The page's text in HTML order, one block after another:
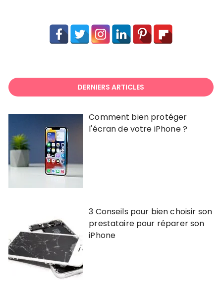
DERNIERS ARTICLES
Comment bien protéger
l'écran de votre iPhone ?
3 Conseils pour bien choisir son
prestataire pour réparer son
iPhone